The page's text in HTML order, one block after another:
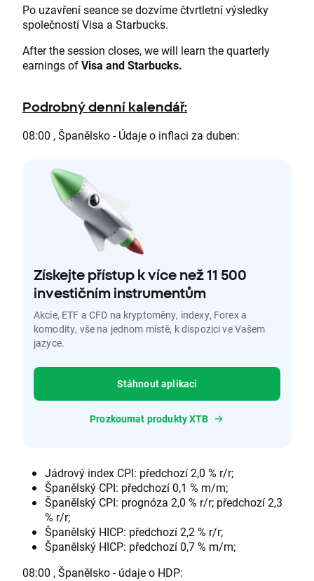
Po uzavření seance se dozvíme čtvrtletní výsledky
společností Visa a Starbucks.
After the session closes, we will learn the quarterly
earnings ofVisa and Starbucks.
Podrobný denní kalendář:
08:00 , Španělsko - Údaje o inflaci za duben:
Získejte přístup k více než 11 500
investičním instrumentům
Akcie, ETF a CFD na kryptoměny, indexy, Forex a
komodity, vše na jednom místě, k dispozici ve Vašem
jazyce.
Stáhnout aplikaci
Prozkoumat produkty XTB
Jádrový index CPI: předchozí 2,0 % r/r;
Španělský CPI: předchozí 0,1 % m/m;
Španělský CPI: prognóza 2,0 % r/r; předchozí 2,3
% r/r;
Španělský HICP: předchozí 2,2 % r/r;
Španělský HICP: předchozí 0,7 % m/m;
08:00 , Španělsko - údaje o HDP: